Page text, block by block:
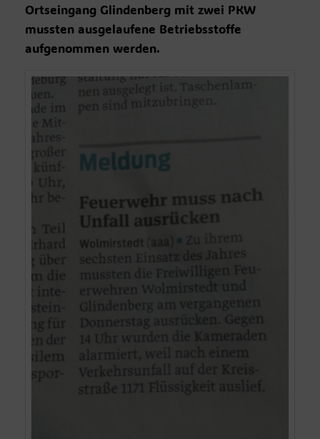
Ortseingang Glindenberg mit zwei PKW
mussten ausgelaufene Betriebsstoffe
aufgenommen werden.